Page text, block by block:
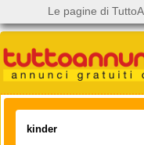
Le pagine di